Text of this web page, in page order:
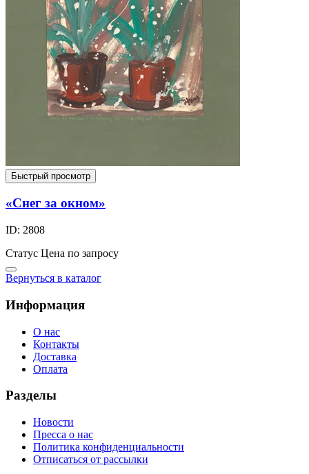
Быстрый просмотр
«Снег за окном»
ID: 2808
Статус Цена по запросу
Вернуться в каталог
Информация
О нас
Контакты
Доставка
Оплата
Разделы
Новости
Пресса о нас
Политика конфиденциальности
Отписаться от рассылки